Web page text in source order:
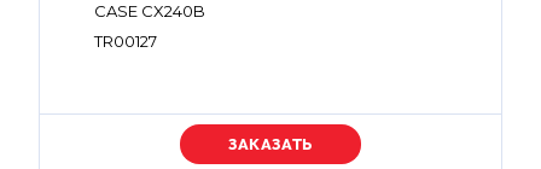
CASE CX240B
TR00127
Уточняйте цену